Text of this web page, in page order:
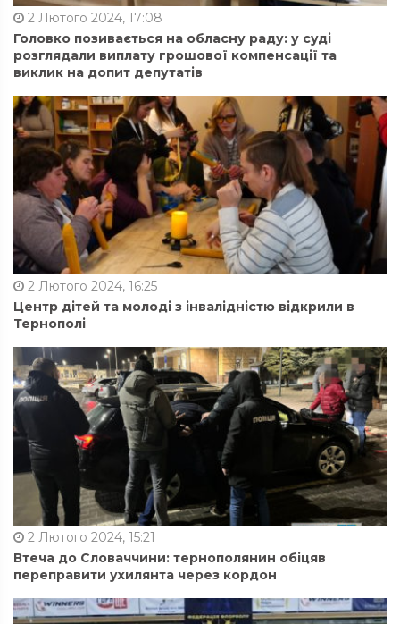
2 Лютого 2024, 17:08
Головко позивається на обласну раду: у суді
розглядали виплату грошової компенсації та
виклик на допит депутатів
2 Лютого 2024, 16:25
Центр дітей та молоді з інвалідністю відкрили в
Тернополі
2 Лютого 2024, 15:21
Втеча до Словаччини: тернополянин обіцяв
переправити ухилянта через кордон